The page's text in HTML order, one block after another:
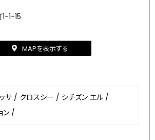
1-15
MAPを表示する
サ / クロスシー / シチズン エル /
ン /